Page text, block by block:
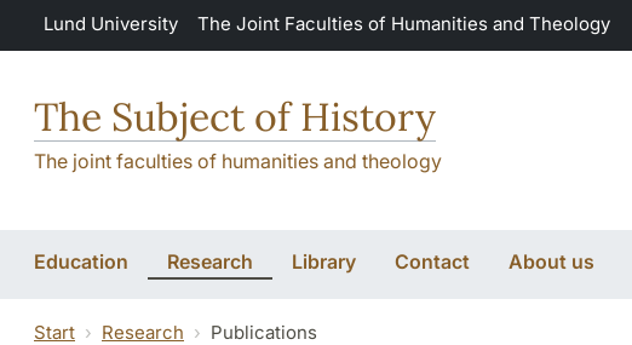
Skip to main content
Lund University The Joint Faculties of Humanities and Theology
The Subject of History
The joint faculties of humanities and theology
Education Research Library Contact About us
Start Research Publications